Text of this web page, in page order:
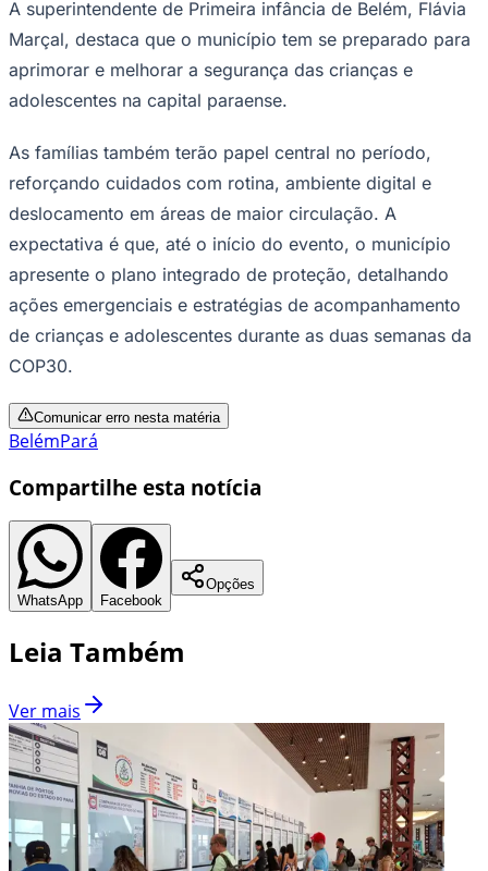
A superintendente de Primeira infância de Belém, Flávia
Marçal, destaca que o município tem se preparado para
aprimorar e melhorar a segurança das crianças e
adolescentes na capital paraense.
As famílias também terão papel central no período,
reforçando cuidados com rotina, ambiente digital e
deslocamento em áreas de maior circulação. A
expectativa é que, até o início do evento, o município
apresente o plano integrado de proteção, detalhando
ações emergenciais e estratégias de acompanhamento
de crianças e adolescentes durante as duas semanas da
COP30.
Comunicar erro nesta matéria
BelémPará
Compartilhe esta notícia
WhatsApp Facebook
Opções
Leia Também
Ver mais